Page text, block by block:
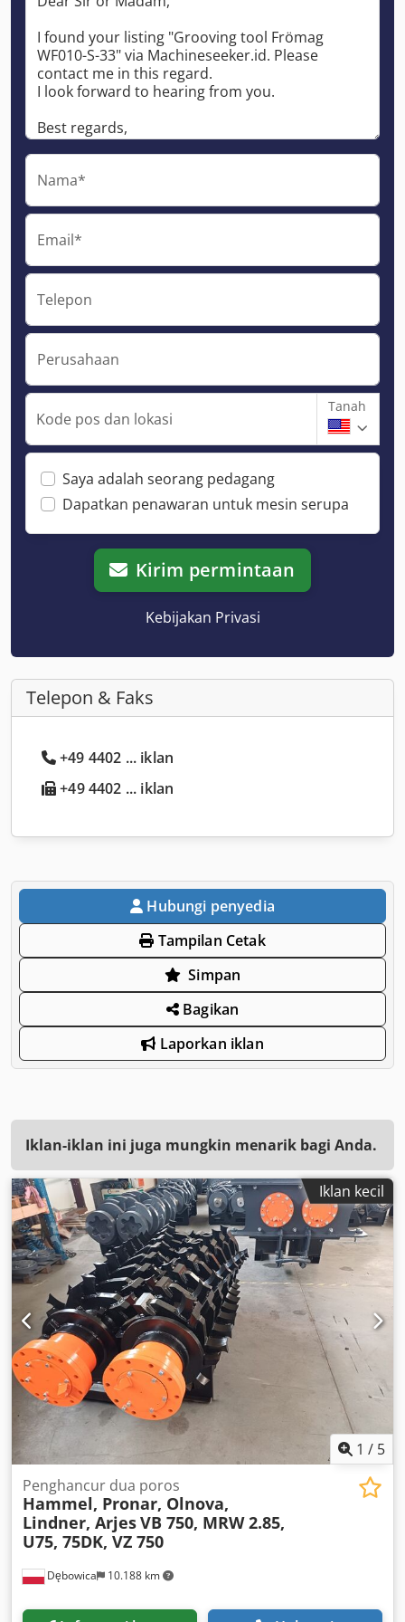
Nama*
Email*
Telepon
Perusahaan
Kode pos dan lokasi
Tanah
Saya adalah seorang pedagang
Dapatkan penawaran untuk mesin serupa
Kirim permintaan
Kebijakan Privasi
Telepon & Faks
+49 4402 ... iklan
+49 4402 ... iklan
Hubungi penyedia
Tampilan Cetak
Simpan
Bagikan
Laporkan iklan
Iklan-iklan ini juga mungkin menarik bagi Anda.
Iklan kecil
1 / 5
Dębowica 10.188 km
Penghancur dua poros
Hammel, Pronar, Olnova,
Lindner, ArjesVB 750, MRW 2.85,
U75, 75DK, VZ 750